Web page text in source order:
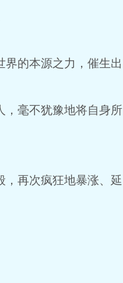
的本源之力，催生出
，毫不犹豫地将自身所
，再次疯狂地暴涨、延